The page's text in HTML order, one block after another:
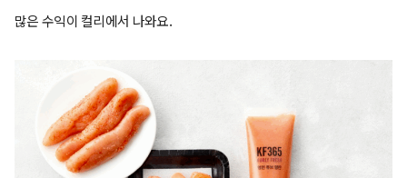
많은 수익이 컬리에서 나와요.